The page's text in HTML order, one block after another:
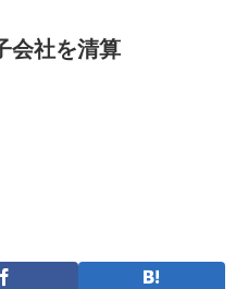
会社を清算